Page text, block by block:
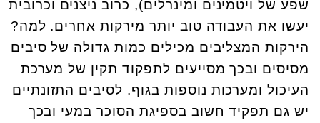
שפע של ויטמינים ומינרלים), כרוב ניצנים וכרובית
יעשו את העבודה טוב יותר מירקות אחרים. למה?
הירקות המצליבים מכילים כמות גדולה של סיבים
מסיסים ובכך מסייעים לתפקוד תקין של מערכת
העיכול ומערכות נוספות בגוף. לסיבים התזונתיים
יש גם תפקיד חשוב בספיגת הסוכר במעי ובכך